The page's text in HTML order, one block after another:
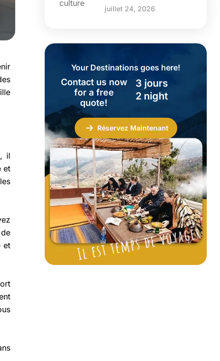
il
et
et
juillet 24, 2026
Your Destinations goes here!
Contact us now
for a free
quote!
3 jours
2 night
Réservez Maintenant
Il est temps de voyager